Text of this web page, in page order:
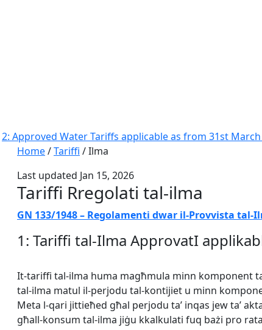
2: Approved Water Tariffs applicable as from 31st
Home/Tariffi /Ilma
Last updated Jan 15, 2026
Tariffi Rregolati tal-ilma
GN 133/1948 – Regolamenti dwar il-Provvista tal-
1: Tariffi tal-Ilma ApprovatI
It-tariffi tal-ilma huma magħmula minn komponent
tal-ilma matul il-perjodu tal-kontijiet u minn
Meta l-qari jittieħed għal perjodu ta’ inqas jew ta’
għall-konsum tal-ilma jiġu kkalkulati fuq bażi pro